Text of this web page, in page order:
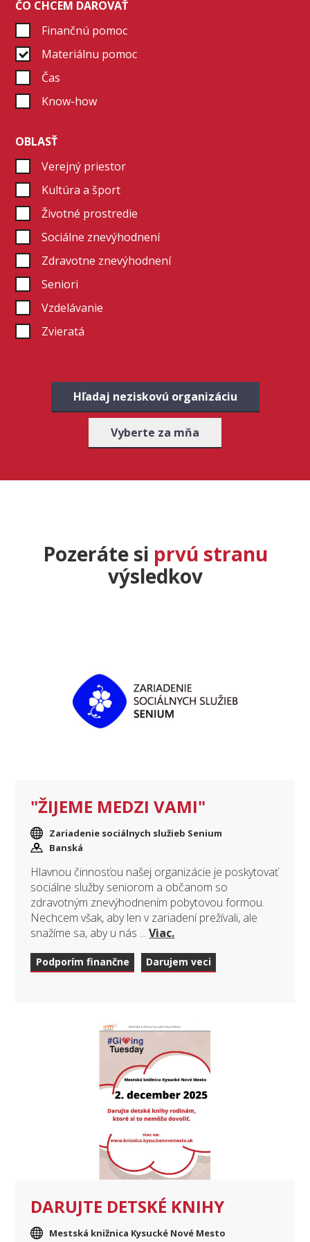
Čo je #GivingTuesday
Urýchľovač dobra
ČO CHCEM DAROVAŤ
Finančnú pomoc
Materiálnu pomoc
Čas
Know-how
OBLASŤ
Verejný priestor
Kultúra a šport
Životné prostredie
Sociálne znevýhodnení
Zdravotne znevýhodnení
Seniori
Vzdelávanie
Zvieratá
Hľadaj neziskovú organizáciu
Vyberte za mňa
Pozeráte si prvú stranu
výsledkov
"ŽIJEME MEDZI VAMI"
Zariadenie sociálnych služieb Senium
Banská
Hlavnou činnosťou našej organizácie je poskytovať
sociálne služby seniorom a občanom so
zdravotným znevýhodnením pobytovou formou.
Nechcem však, aby len v zariadení prežívali, ale
snažíme sa, aby u nás ...Viac.
Podporím finančne Darujem veci
DARUJTE DETSKÉ KNIHY
Mestská knižnica Kysucké Nové Mesto